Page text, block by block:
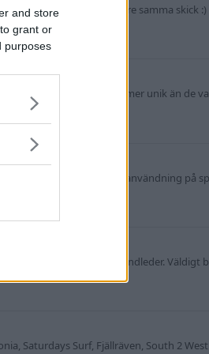
and store
grant or
purposes
ett Sport i mer eller mindre samma skick
tavla och svarta case lite mer unik än de
- Säljes, Bytes, Köpes
lite hairlines och spår av användning på
som passar smala handleder. Väldigt
Saturdays Surf, Fjällräven, South 2 West